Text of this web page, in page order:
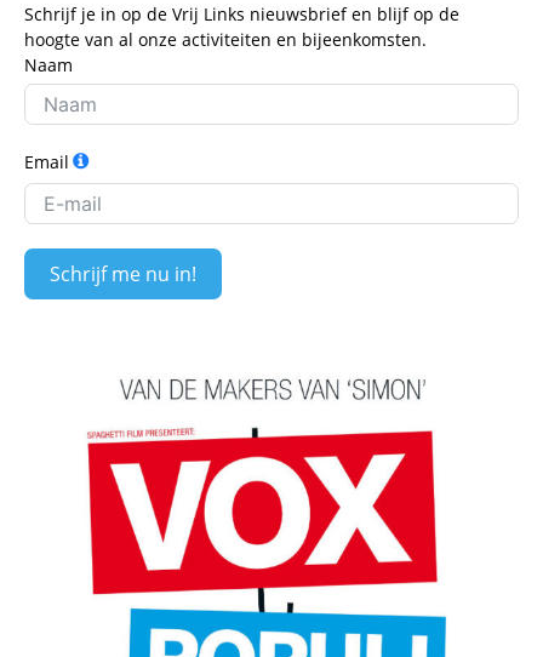
Schrijf je in op de Vrij Links nieuwsbrief en blijf op de
hoogte van al onze activiteiten en bijeenkomsten.
Naam
Email
Schrijf me nu in!